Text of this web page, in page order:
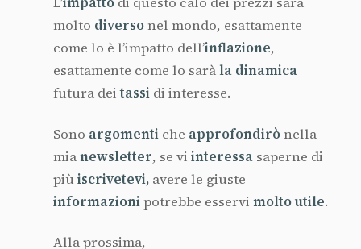
molto diversonel mondo, esattamente
come lo è l’impatto dell’inflazione,
esattamente come lo saràla dinamica
futura deitassi di interesse.
Sono argomenti che approfondirònella
mianewsletter, se vi interessa saperne di
più iscrivetevi, avere le giuste
informazionipotrebbe esservi molto utile.
Alla prossima,